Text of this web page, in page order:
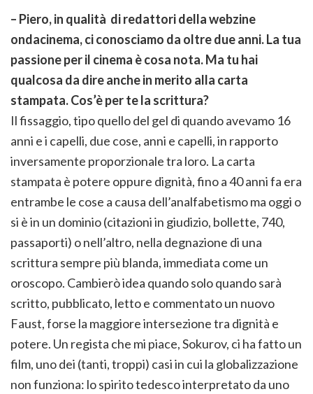
– Piero, in qualità di redattori della webzine
ondacinema, ci conosciamo da oltre due anni. La tua
passione per il cinema è cosa nota. Ma tu hai
qualcosa da dire anche in merito alla carta
stampata. Cos’è per te la scrittura?
Il fissaggio, tipo quello del gel di quando avevamo 16
anni e i capelli, due cose, anni e capelli, in rapporto
inversamente proporzionale tra loro. La carta
stampata è potere oppure dignità, fino a 40 anni fa era
entrambe le cose a causa dell’analfabetismo ma oggi o
si è in un dominio (citazioni in giudizio, bollette, 740,
passaporti) o nell’altro, nella degnazione di una
scrittura sempre più blanda, immediata come un
oroscopo. Cambierò idea quando solo quando sarà
scritto, pubblicato, letto e commentato un nuovo
Faust, forse la maggiore intersezione tra dignità e
potere. Un regista che mi piace, Sokurov, ci ha fatto un
film, uno dei (tanti, troppi) casi in cui la globalizzazione
non funziona: lo spirito tedesco interpretato da uno